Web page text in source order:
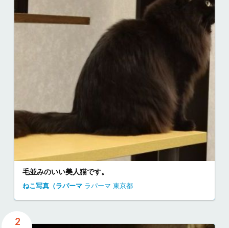
毛並みのいい美人猫です。
ねこ写真（ラパーマ ラパーマ 東京都
2